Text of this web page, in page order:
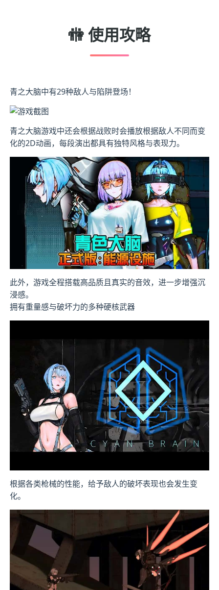
🚻 使用攻略
青之大脑中有29种敌人与陷阱登场！
青之大脑游戏中还会根据战败时会播放根据敌人不同而变
化的2D动画，每段演出都具有独特风格与表现力。
此外，游戏全程搭载高品质且真实的音效，进一步增强沉
浸感。
拥有重量感与破坏力的多种硬核武器
根据各类枪械的性能，给予敌人的破坏表现也会发生变
化。